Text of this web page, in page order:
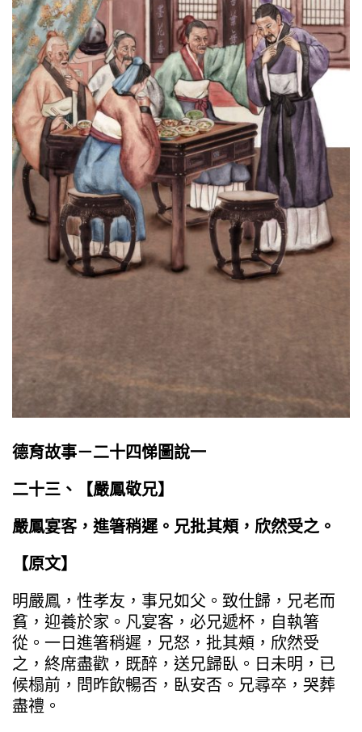
德育故事－二十四悌圖說一
二十三、【嚴鳳敬兄】
嚴鳳宴客，進箸稍遲。兄批其頰，欣然受之。
【原文】
明嚴鳳，性孝友，事兄如父。致仕歸，兄老而
貧，迎養於家。凡宴客，必兄遞杯，自執箸
從。一日進箸稍遲，兄怒，批其頰，欣然受
之，終席盡歡，既醉，送兄歸臥。日未明，已
候榻前，問昨飲暢否，臥安否。兄尋卒，哭葬
盡禮。